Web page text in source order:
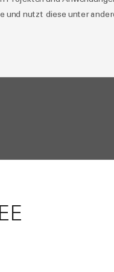
und nutzt diese unter